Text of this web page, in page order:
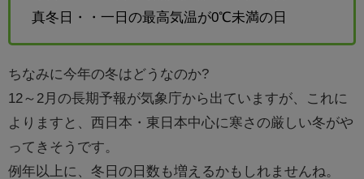
真冬日・・一日の最高気温が0℃未満の日
ちなみに今年の冬はどうなのか?
12～2月の長期予報が気象庁から出ていますが、これに
よりますと、西日本・東日本中心に寒さの厳しい冬がや
ってきそうです。
例年以上に、冬日の日数も増えるかもしれませんね。